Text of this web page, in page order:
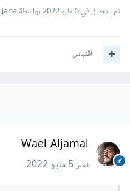
تم التعديل في5 مايو 2022 بواسطة jana
اقتباس
Wael Aljamal
نشر5 مايو 2022